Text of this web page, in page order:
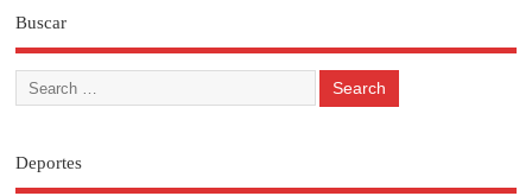
Buscar
Deportes